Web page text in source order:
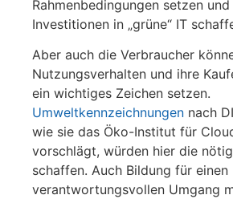
Rahmenbedingungen setzen
Investitionen in „grüne“ IT
Aber auch die Verbraucher
Nutzungsverhalten und ihre
ein wichtiges Zeichen setzen.
Umweltkennzeichnungen nach
wie sie das Öko-Institut für
vorschlägt, würden hier die
schaffen. Auch Bildung für einen
verantwortungsvollen Umgang